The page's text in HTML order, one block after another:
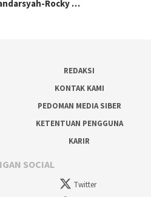
Rocky …
REDAKSI
KONTAK KAMI
PEDOMAN MEDIA SIBER
KETENTUAN PENGGUNA
KARIR
SOCIAL
Twitter